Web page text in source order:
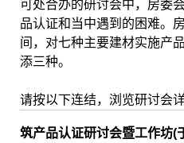
可处合办的研讨会中，房委
品认证和当中遇到的困难。
间，对七种主要建材实施产
添三种。
请按以下连结，浏览研讨会
筑产品认证研讨会暨工作坊(